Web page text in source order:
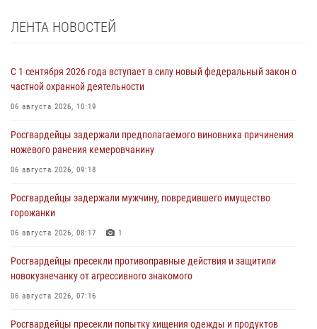
ЛЕНТА НОВОСТЕЙ
С 1 сентября 2026 года вступает в силу новый федеральный закон о
частной охранной деятельности
06 августа 2026, 10:19
Росгвардейцы задержали предполагаемого виновника причинения
ножевого ранения кемеровчанину
06 августа 2026, 09:18
Росгвардейцы задержали мужчину, повредившего имущество
горожанки
06 августа 2026, 08:17 1
Росгвардейцы пресекли противоправные действия и защитили
новокузнечанку от агрессивного знакомого
06 августа 2026, 07:16
Росгвардейцы пресекли попытку хищения одежды и продуктов